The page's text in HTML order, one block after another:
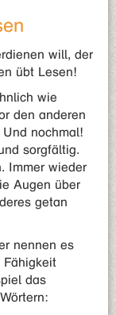
will, der
übt Lesen!
wie
den anderen
nochmal!
sorgfältig.
Immer wieder
Augen über
getan
nennen es
das